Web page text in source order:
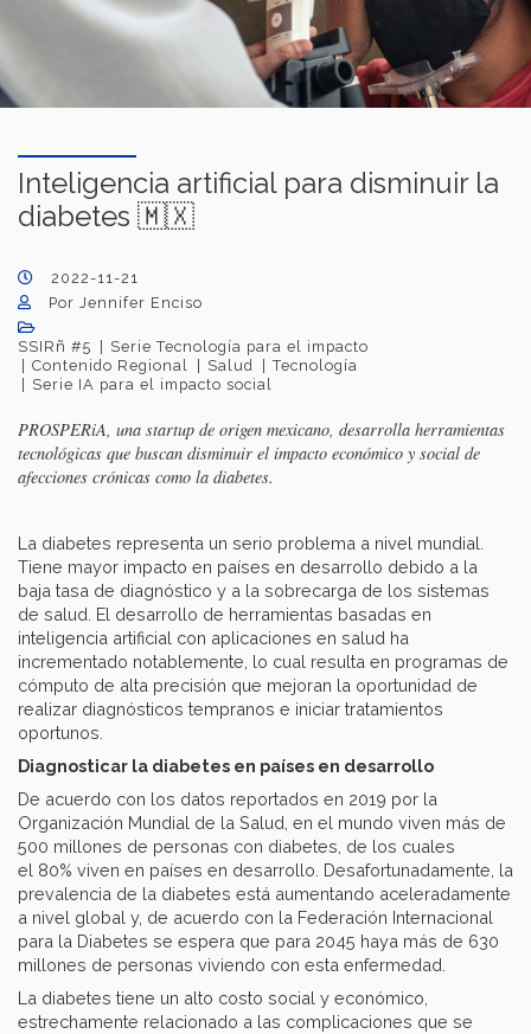
Inteligencia artificial para disminuir la
diabetes 🇲🇽
2022-11-21
Por Jennifer Enciso
SSIRñ #5
Serie Tecnología para el impacto
Contenido Regional
Salud
Tecnología
Serie IA para el impacto social
PROSPERiA, una startup de origen mexicano, desarrolla herramientas
tecnológicas que buscan disminuir el impacto económico y social de
afecciones crónicas como la diabetes.
La diabetes representa un serio problema a nivel mundial.
Tiene mayor impacto en países en desarrollo debido a la
baja tasa de diagnóstico y a la sobrecarga de los sistemas
de salud. El desarrollo de herramientas basadas en
inteligencia artificial con aplicaciones en salud ha
incrementado notablemente, lo cual resulta en programas de
cómputo de alta precisión que mejoran la oportunidad de
realizar diagnósticos tempranos e iniciar tratamientos
oportunos.
Diagnosticar la diabetes en países en desarrollo
De acuerdo con los datos reportados en 2019 por la
Organización Mundial de la Salud, en el mundo viven más de
500 millones de personas con diabetes, de los cuales
el 80% viven en países en desarrollo. Desafortunadamente, la
prevalencia de la diabetes está aumentando aceleradamente
a nivel global y, de acuerdo con la Federación Internacional
para la Diabetes se espera que para 2045 haya más de 630
millones de personas viviendo con esta enfermedad.
La diabetes tiene un alto costo social y económico,
estrechamente relacionado a las complicaciones que se